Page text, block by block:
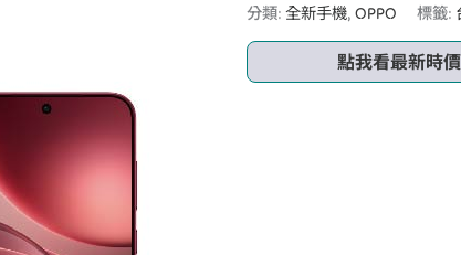
分類: 全新手機, OPPO 標籤:
點我看最新時價